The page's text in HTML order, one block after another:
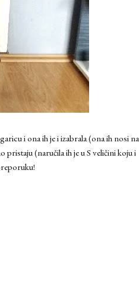
i ona ih je i izabrala (ona ih nosi na
pristaju (naručila ih je u S veličini koju i